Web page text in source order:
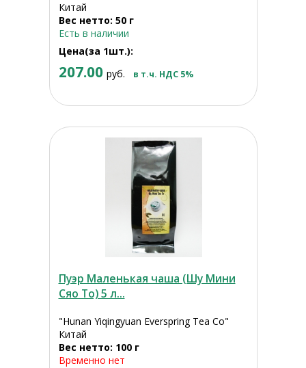
Китай
Вес нетто: 50 г
Есть в наличии
Цена(за 1шт.):
207.00 руб. в т.ч. НДС 5%
Пуэр Маленькая чаша (Шу Мини
Сяо То) 5 л...
"Hunan Yiqingyuan Everspring Tea Co"
Китай
Вес нетто: 100 г
Временно нет